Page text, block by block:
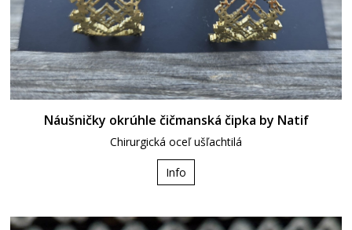
Náušničky okrúhle čičmanská čipka by Natif
Chirurgická oceľ ušľachtilá
Info